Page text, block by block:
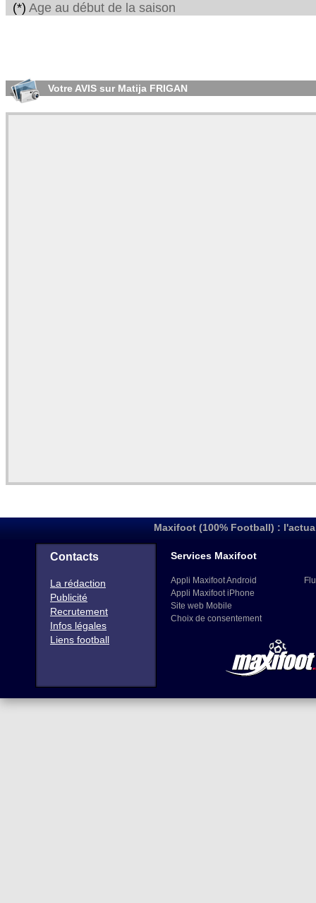
(*) Age au début de la saison
Votre AVIS sur Matija FRIGAN
Maxifoot (100% Football) :
Contacts
La rédaction
Publicité
Recrutement
Infos légales
Liens football
Services Maxifoot
Appli Maxifoot Android
Appli Maxifoot iPhone
Site web Mobile
Choix de consentement